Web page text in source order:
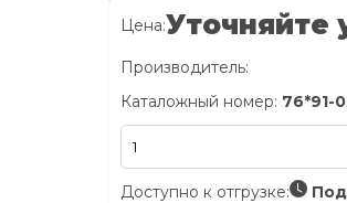
Цена:Уточняйте
Производитель:
Каталожный номер: 76*91-
Доступно к отгрузке: Под